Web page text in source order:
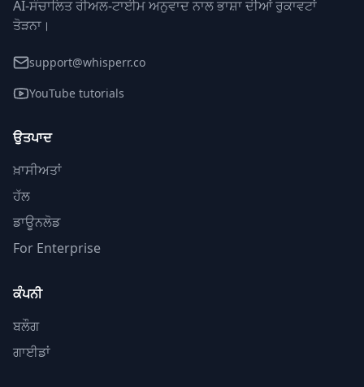
AI-ਸੰਚਾਲਿਤ ਰੀਅਲ-ਟਾਈਮ ਅਨੁਵਾਦ ਨਾਲ ਭਾਸ਼ਾ ਦੀਆਂ ਰੁਕਾਵਟਾਂ
ਤੋੜਨਾ।
support@whisperr.co
YouTube tutorials
ਉਤਪਾਦ
ਖ਼ਾਸੀਅਤਾਂ
ਹੱਲ
ਡਾਊਨਲੋਡ
For Enterprise
ਕੰਪਨੀ
ਬਲੌਗ
ਗਾਈਡਾਂ